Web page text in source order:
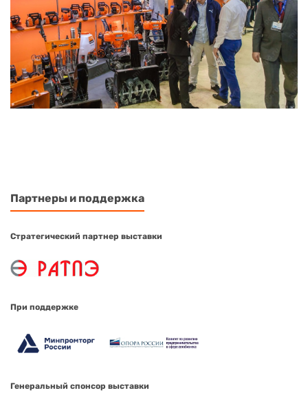
Партнеры и поддержка
Стратегический партнер выставки
При поддержке
Генеральный спонсор выставки